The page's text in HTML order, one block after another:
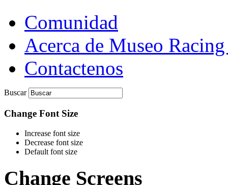
Comunidad
Acerca de Museo
Contactenos
Buscar
Change Font Size
Increase font size
Decrease font size
Default font size
Change Screens